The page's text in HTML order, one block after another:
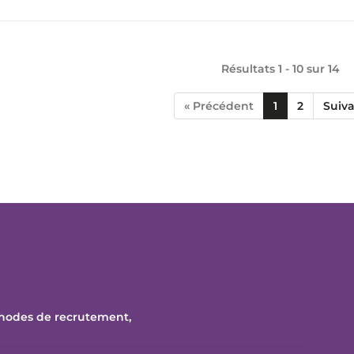
Résultats 1 - 10 sur 14
« Précédent 1 2
de recrutement,